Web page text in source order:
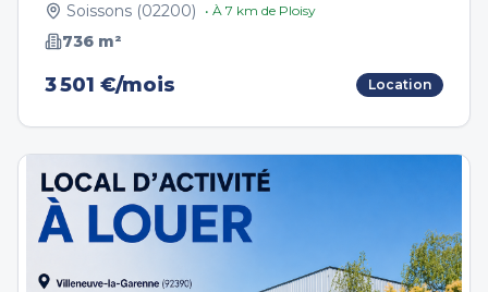
Soissons (02200) • À 7 km de Ploisy
736 m²
3 501 €/mois Location